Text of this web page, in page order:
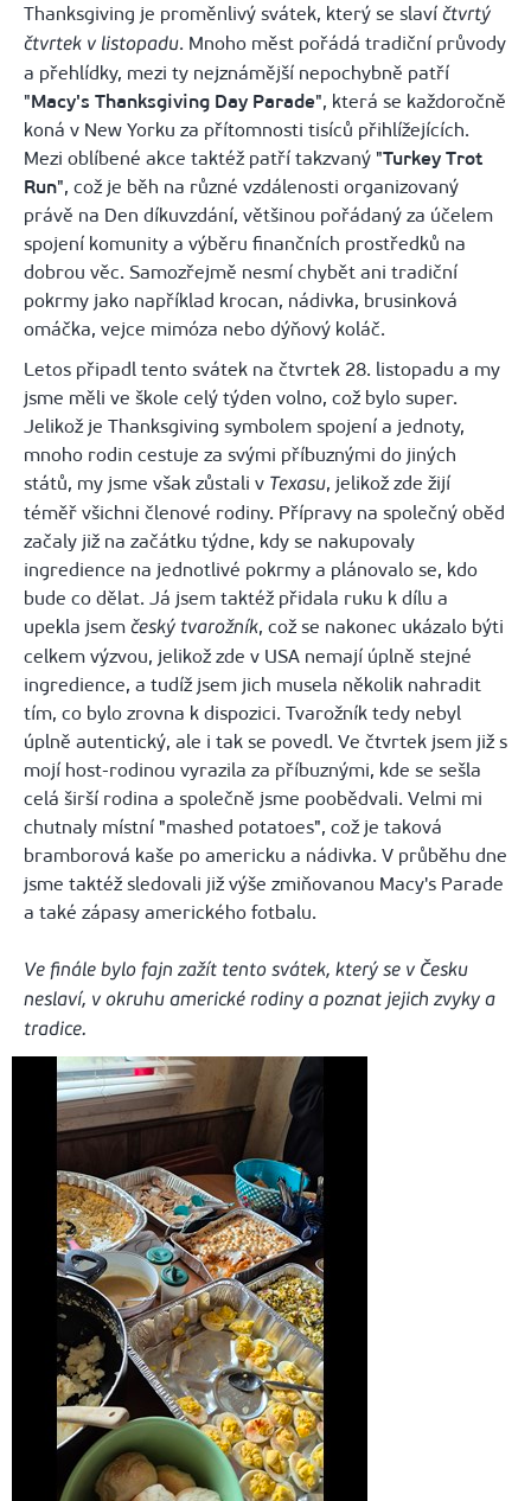
Thanksgiving je proměnlivý svátek, který se slaví čtvrtý
čtvrtek v listopadu. Mnoho měst pořádá tradiční průvody
a přehlídky, mezi ty nejznámější nepochybně patří
"Macy's Thanksgiving Day Parade", která se každoročně
koná v New Yorku za přítomnosti tisíců přihlížejících.
Mezi oblíbené akce taktéž patří takzvaný "Turkey Trot
Run", což je běh na různé vzdálenosti organizovaný
právě na Den díkuvzdání, většinou pořádaný za účelem
spojení komunity a výběru finančních prostředků na
dobrou věc. Samozřejmě nesmí chybět ani tradiční
pokrmy jako například krocan, nádivka, brusinková
omáčka, vejce mimóza nebo dýňový koláč.
Letos připadl tento svátek na čtvrtek 28. listopadu a my
jsme měli ve škole celý týden volno, což bylo super.
Jelikož je Thanksgiving symbolem spojení a jednoty,
mnoho rodin cestuje za svými příbuznými do jiných
států, my jsme však zůstali v Texasu, jelikož zde žijí
téměř všichni členové rodiny. Přípravy na společný oběd
začaly již na začátku týdne, kdy se nakupovaly
ingredience na jednotlivé pokrmy a plánovalo se, kdo
bude co dělat. Já jsem taktéž přidala ruku k dílu a
upekla jsem český tvarožník, což se nakonec ukázalo býti
celkem výzvou, jelikož zde v USA nemají úplně stejné
ingredience, a tudíž jsem jich musela několik nahradit
tím, co bylo zrovna k dispozici. Tvarožník tedy nebyl
úplně autentický, ale i tak se povedl. Ve čtvrtek jsem již s
mojí host-rodinou vyrazila za příbuznými, kde se sešla
celá širší rodina a společně jsme poobědvali. Velmi mi
chutnaly místní "mashed potatoes", což je taková
bramborová kaše po americku a nádivka. V průběhu dne
jsme taktéž sledovali již výše zmiňovanou Macy's Parade
a také zápasy amerického fotbalu.
Ve finále bylo fajn zažít tento svátek, který se v Česku
neslaví, v okruhu americké rodiny a poznat jejich zvyky a
tradice.